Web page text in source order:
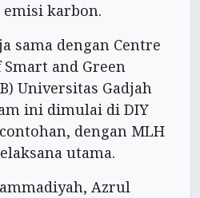
karbon.
sama dengan Centre
and Green
Universitas Gadjah
ini dimulai di DIY
dengan MLH
utama.
Azrul